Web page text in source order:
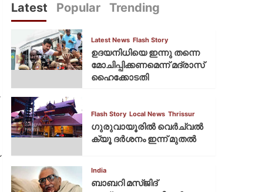
Latest Popular Trending
Latest News Flash Story
ഉദയനിധിയെ ഇന്നു തന്നെ
മോചിപ്പിക്കണമെന്ന് മദ്രാസ്
ഹൈക്കോടതി
Flash Story Local News Thrissur
ഗുരുവായൂരില്‍ വെര്‍ച്വല്‍
ക്യൂ ദര്‍ശനം ഇന്ന് മുതല്‍
India
ബാബറി മസ്ജിദ്